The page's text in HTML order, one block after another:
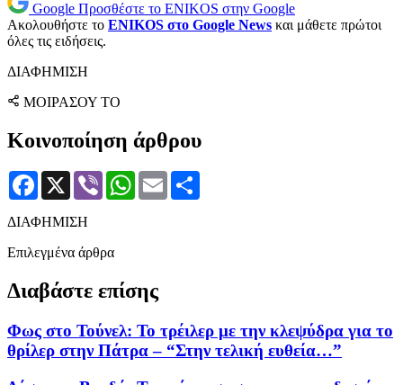
Google Προσθέστε το ENIKOS στην Google
Ακολουθήστε το ENIKOS στο Google News και μάθετε πρώτοι
όλες τις ειδήσεις.
ΔΙΑΦΗΜΙΣΗ
ΜΟΙΡΑΣΟΥ ΤΟ
Κοινοποίηση άρθρου
Facebook
X Viber WhatsApp
Email
ΔΙΑΦΗΜΙΣΗ
Επιλεγμένα άρθρα
Διαβάστε επίσης
Φως στο Τούνελ: Το τρέιλερ με την κλεψύδρα για το
θρίλερ στην Πάτρα – “Στην τελική ευθεία…”